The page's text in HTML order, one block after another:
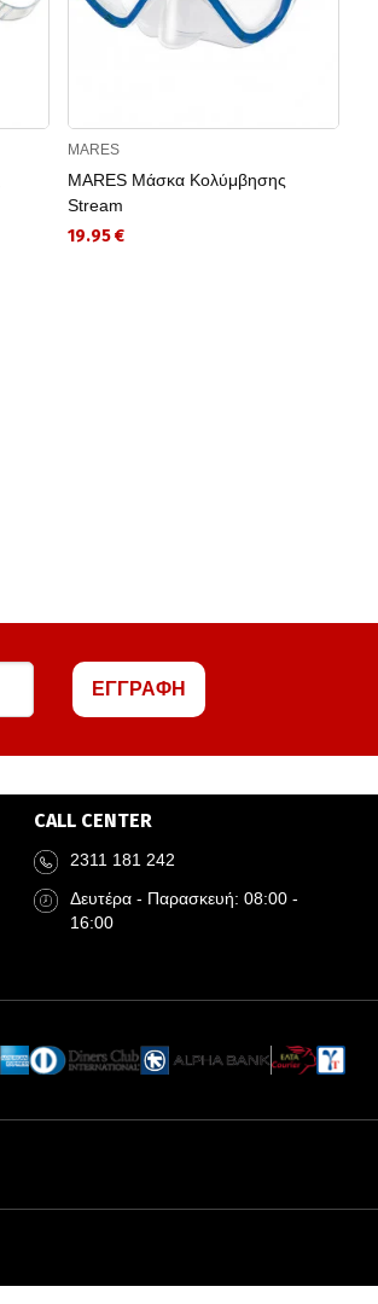
MARES
MARES Μάσκα Κολύμβησης
Stream
19.95 €
ΕΓΓΡΑΦΗ
CALL CENTER
2311 181 242
Δευτέρα - Παρασκευή: 08:00 -
16:00